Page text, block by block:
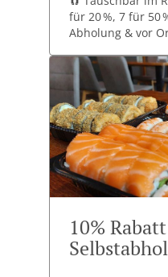
für 20 %, 7 für 50
Abholung & vor
10%